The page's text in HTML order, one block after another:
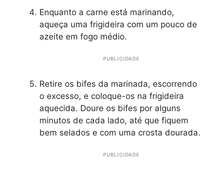
Enquanto a carne está marinando,
aqueça uma frigideira com um pouco de
azeite em fogo médio.
PUBLICIDADE
Retire os bifes da marinada, escorrendo
o excesso, e coloque-os na frigideira
aquecida. Doure os bifes por alguns
minutos de cada lado, até que fiquem
bem selados e com uma crosta dourada.
PUBLICIDADE